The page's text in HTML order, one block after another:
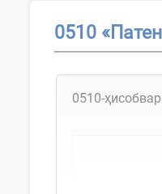
0510
0510-